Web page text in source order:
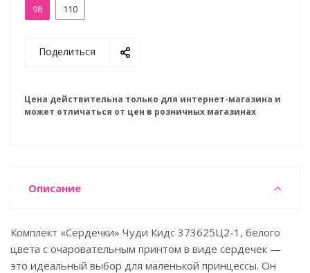
98
110
Поделиться
Цена действительна только для интернет-магазина и
может отличаться от цен в розничных магазинах
Описание
Комплект «Сердечки» Чуди Кидс 373625Ц2-1, белого
цвета с очаровательным принтом в виде сердечек —
это идеальный выбор для маленькой принцессы. Он